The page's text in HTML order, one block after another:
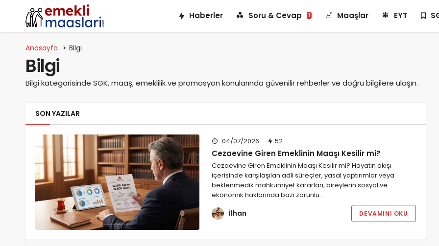
Haberler Soru & Cevap 1 Maaşlar EYT
Anasayfa Bilgi
Bilgi
Bilgi kategorisinde SGK, maaş, emeklilik ve promosyon konularında güvenilir rehberler ve doğru bilgilere ulaşın.
SON YAZILAR
04/07/2026 52
Cezaevine Giren Emeklinin Maaşı Kesilir mi?
Cezaevine Giren Emeklinin Maaşı Kesilir mi? Hayatın akışı
içerisinde karşılaşılan adli süreçler, yasal yaptırımlar veya
beklenmedik mahkumiyet kararları, bireylerin sosyal ve
ekonomik haklarında bazı zorunlu…
İlhan DEVAMINI OKU